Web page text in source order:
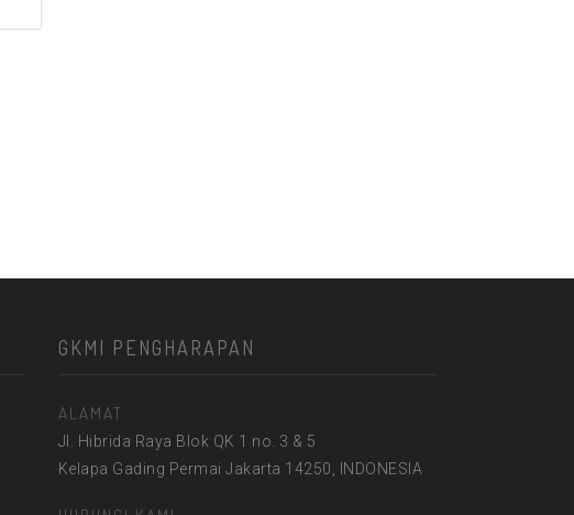
GKMI PENGHARAPAN
ALAMAT
Jl. Hibrida Raya Blok QK 1 no. 3 & 5
Kelapa Gading Permai Jakarta 14250, INDONESIA